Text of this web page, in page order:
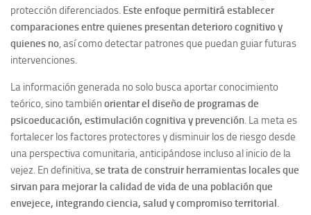
protección diferenciados. Este enfoque permitirá establecer
comparaciones entre quienes presentan deterioro cognitivo y
quienes no, así como detectar patrones que puedan guiar futuras
intervenciones.
La información generada no solo busca aportar conocimiento
teórico, sino también orientar el diseño de programas de
psicoeducación, estimulación cognitiva y prevención. La meta es
fortalecer los factores protectores y disminuir los de riesgo desde
una perspectiva comunitaria, anticipándose incluso al inicio de la
vejez. En definitiva,se trata de construir herramientas locales que
sirvan para mejorar la calidad de vida de una población que
envejece, integrando ciencia, salud y compromiso territorial .